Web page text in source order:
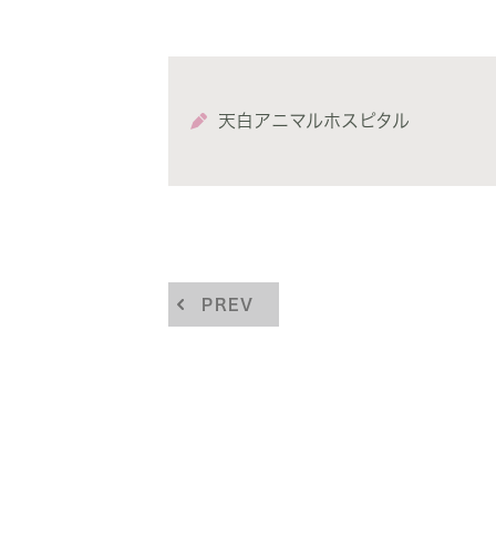
天白アニマルホスピタル
PREV